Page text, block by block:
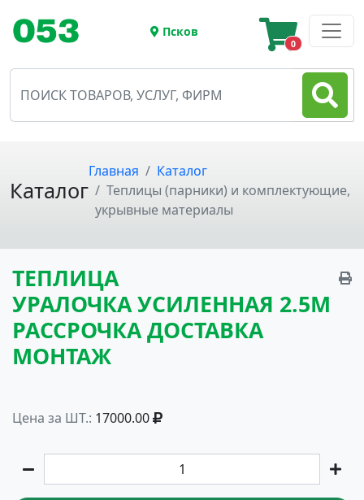
Псков
0
Каталог
Главная
Каталог
Теплицы (парники) и комплектующие,
укрывные материалы
ТЕПЛИЦА
УРАЛОЧКА УСИЛЕННАЯ 2.5М
РАССРОЧКА ДОСТАВКА
МОНТАЖ
Цена за ШТ.: 17000.00